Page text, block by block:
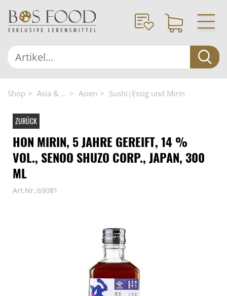
Shop Asia & ... Asien Sushi|Essig und Mirin
ZURÜCK
HON MIRIN, 5 JAHRE GEREIFT, 14 %
VOL., SENOO SHUZO CORP., JAPAN, 300
ML
Art.Nr.:69081